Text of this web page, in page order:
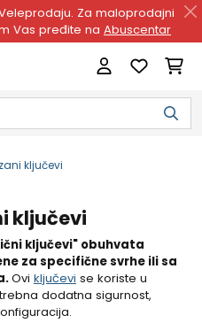
Za maloprodajni
Vas pređite na Abuscentar
ključevi
ključevi
ključevi" obuhvata
za specifične svrhe ili sa
Ovi ključevi se koriste u
dodatna sigurnost,